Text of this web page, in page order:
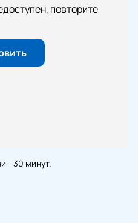
повторите
- 30 минут.